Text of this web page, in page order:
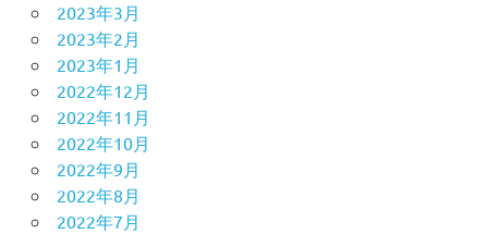
2023年3月
2023年2月
2023年1月
2022年12月
2022年11月
2022年10月
2022年9月
2022年8月
2022年7月